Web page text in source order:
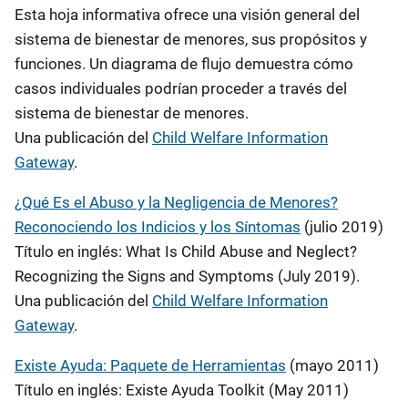
Esta hoja informativa ofrece una visión general del
sistema de bienestar de menores, sus propósitos y
funciones. Un diagrama de flujo demuestra cómo
casos individuales podrían proceder a través del
sistema de bienestar de menores.
Una publicación del Child Welfare Information
Gateway.
¿Qué Es el Abuso y la Negligencia de Menores?
Reconociendo los Indicios y los Síntomas (julio 2019)
Título en inglés: What Is Child Abuse and Neglect?
Recognizing the Signs and Symptoms (July 2019).
Una publicación del Child Welfare Information
Gateway.
Existe Ayuda: Paquete de Herramientas (mayo 2011)
Título en inglés: Existe Ayuda Toolkit (May 2011)